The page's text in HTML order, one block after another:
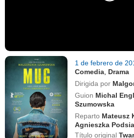
1 de febrero de
Comedia Drama
Dirigida por
Guion Michal
Szumowska
Reparto Mateusz
Agnieszka
Título original